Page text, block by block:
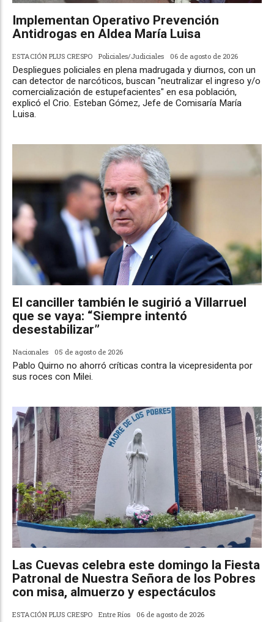
Implementan Operativo Prevención
Antidrogas en Aldea María Luisa
ESTACIÓN PLUS CRESPO Policiales/Judiciales 06 de agosto de 2026
Despliegues policiales en plena madrugada y diurnos, con un
can detector de narcóticos, buscan "neutralizar el ingreso y/o
comercialización de estupefacientes" en esa población,
explicó el Crio. Esteban Gómez, Jefe de Comisaría María
Luisa.
El canciller también le sugirió a Villarruel
que se vaya: “Siempre intentó
desestabilizar”
Nacionales 05 de agosto de 2026
Pablo Quirno no ahorró críticas contra la vicepresidenta por
sus roces con Milei.
Las Cuevas celebra este domingo la Fiesta
Patronal de Nuestra Señora de los Pobres
con misa, almuerzo y espectáculos
ESTACIÓN PLUS CRESPO Entre Ríos 06 de agosto de 2026